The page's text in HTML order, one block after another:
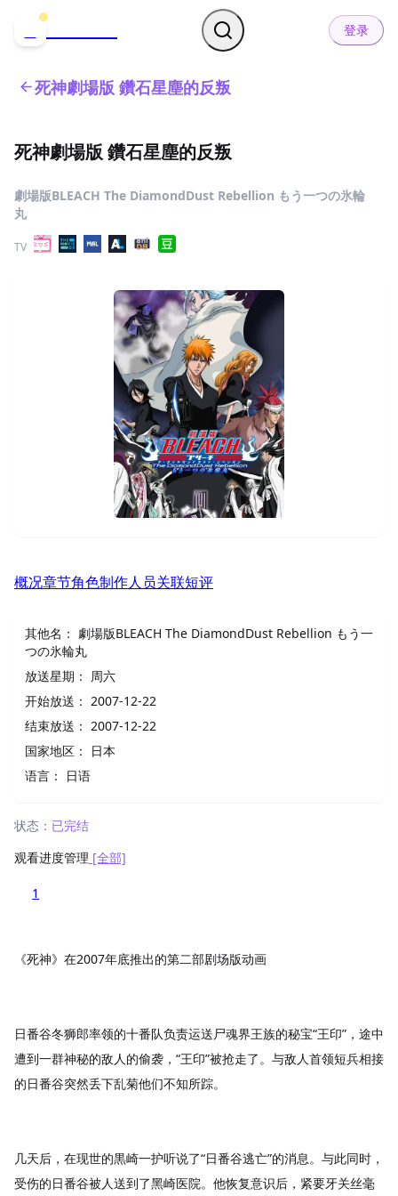
登录
死神劇場版 鑽石星塵的反叛
死神劇場版 鑽石星塵的反叛
劇場版BLEACH The DiamondDust Rebellion もう一つの氷輪
丸
TV
概况章节角色制作人员关联短评
其他名： 劇場版BLEACH The DiamondDust Rebellion もう一
つの氷輪丸
放送星期： 周六
开始放送： 2007-12-22
结束放送： 2007-12-22
国家地区：
日本
语言：
日语
状态： 已完结
观看进度管理 [全部]
1
《死神》在2007年底推出的第二部剧场版动画
日番谷冬狮郎率领的十番队负责运送尸魂界王族的秘宝“王印”，途中
遭到一群神秘的敌人的偷袭，“王印”被抢走了。与敌人首领短兵相接
的日番谷突然丢下乱菊他们不知所踪。
几天后，在现世的黒崎一护听说了“日番谷逃亡”的消息。与此同时，
受伤的日番谷被人送到了黑崎医院。他恢复意识后，紧要牙关丝毫